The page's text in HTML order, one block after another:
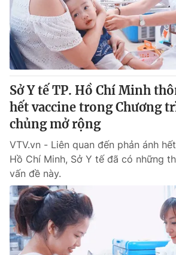
Sở Y tế TP. Hồ Chí Minh
hết vaccine trong Chương
chủng mở rộng
VTV.vn - Liên quan đến phản ánh
Hồ Chí Minh, Sở Y tế đã có những
vấn đề này.